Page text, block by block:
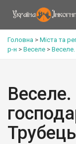
Головна > Міста та
р-н > Веселе >